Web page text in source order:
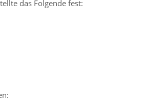
das Folgende fest: